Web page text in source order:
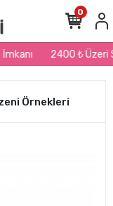
2400 ₺ Üzeri
0
Örnekleri